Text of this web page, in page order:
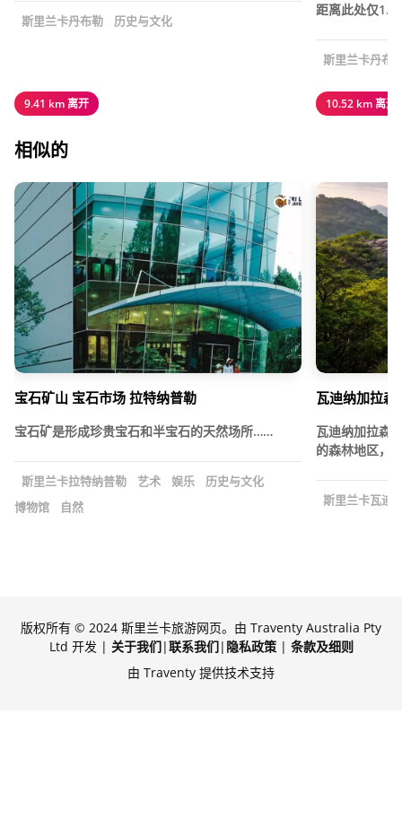
斯里兰卡丹布勒 历史与文化
9.41 km 离开
距离此处仅1…
斯里兰卡丹布
10.52 km 离开
相似的
宝石矿山 宝石市场 拉特纳普勒
宝石矿是形成珍贵宝石和半宝石的天然场所……
斯里兰卡拉特纳普勒 艺术 娱乐
历史与文化
博物馆
自然
瓦迪纳加拉森
瓦迪纳加拉森
的森林地区，
斯里兰卡瓦迪
版权所有 © 2024 斯里兰卡旅游网页。由 Traventy Australia Pty
Ltd 开发 | 关于我们|联系我们| 隐私政策| 条款及细则
由 Traventy 提供技术支持